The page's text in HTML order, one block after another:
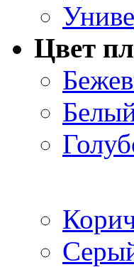
Цвет